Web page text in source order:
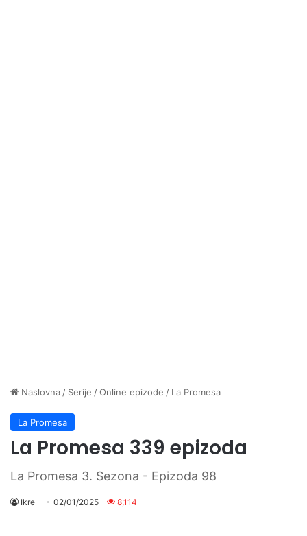
Naslovna / Serije /Online epizode / La Promesa
La Promesa
La Promesa 339 epizoda
La Promesa 3. Sezona - Epizoda 98
Ikre 02/01/2025 8,114